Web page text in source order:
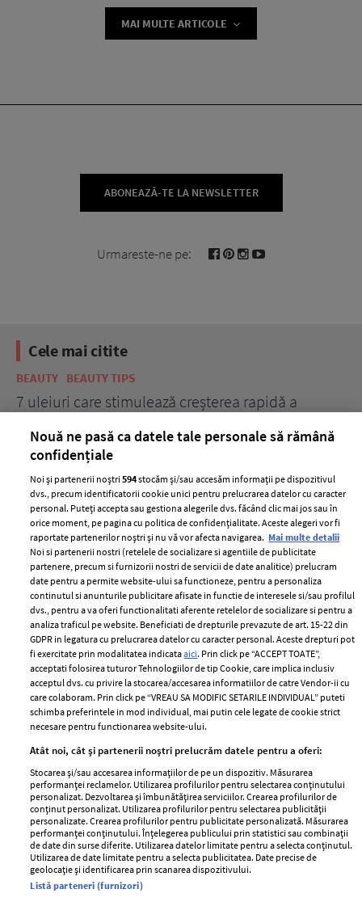
MAI MULTE ARTICOLE
ABONEAZĂ-TE LA NEWSLETTER
Urmareste-ne pe:
Cele mai citite
BEAUTY BEAUTY TIPS
7 uleiuri care stimulează creșterea rapidă a
ELLE Style Awards
2024
Despre ELLE
Romania
Contact
Abonamente
Termeni si conditii
Politica de
confidențialitate
Politica de cookies
Publicitate
GSP
Unica
Baby
Retete
femei
Viva
Avantaje
Retete practice
Pariază responsabil! Decizia ONJN nr. 821/25.09.2025.
Jocurile de noroc sunt interzise minorilor.
Nouă ne pasă ca datele tale personale să rămână
confidențiale
Noi și partenerii noștri594stocăm și/sau accesăm informații pe dispozitivul
dvs., precum identificatorii cookie unici pentru prelucrarea datelor cu caracter
personal. Puteți accepta sau gestiona alegerile dvs. făcând clic mai jos sau în
orice moment, pe pagina cu politica de confidențialitate. Aceste alegeri vor fi
raportate partenerilor noștri și nu vă vor afecta navigarea. Mai multe detalii
Noi si partenerii nostri (retelele de socializare si agentiile de publicitate
partenere, precum si furnizorii nostri de servicii de date analitice) prelucram
date pentru a permite website-ului sa functioneze, pentru a personaliza
continutul si anunturile publicitare afisate in functie de interesele si/sau profilul
dvs., pentru a va oferi functionalitati aferente retelelor de socializare si pentru a
analiza traficul pe website. Beneficiati de drepturile prevazute de art. 15-22 din
GDPR in legatura cu prelucrarea datelor cu caracter personal. Aceste drepturi pot
fi exercitate prin modalitatea indicataaici. Prin click pe “ACCEPT TOATE”,
acceptati folosirea tuturor Tehnologiilor de tip Cookie, care implica inclusiv
acceptul dvs. cu privire la stocarea/accesarea informatiilor de catre Vendor-ii cu
care colaboram. Prin click pe “VREAU SA MODIFIC SETARILE INDIVIDUAL” puteti
schimba preferintele in mod individual, mai putin cele legate de cookie strict
necesare pentru functionarea website-ului.
Atât noi, cât și partenerii noștri prelucrăm datele pentru a oferi:
Stocarea și/sau accesarea informațiilor de pe un dispozitiv. Măsurarea
performanței reclamelor. Utilizarea profilurilor pentru selectarea conținutului
personalizat. Dezvoltarea și îmbunătățirea serviciilor. Crearea profilurilor de
conținut personalizat. Utilizarea profilurilor pentru selectarea publicității
personalizate. Crearea profilurilor pentru publicitate personalizată. Măsurarea
performanței conținutului. Înțelegerea publicului prin statistici sau combinații
de date din surse diferite. Utilizarea datelor limitate pentru a selecta conținutul.
Utilizarea de date limitate pentru a selecta publicitatea. Date precise de
geolocație și identificarea prin scanarea dispozitivului.
Listă parteneri (furnizori)